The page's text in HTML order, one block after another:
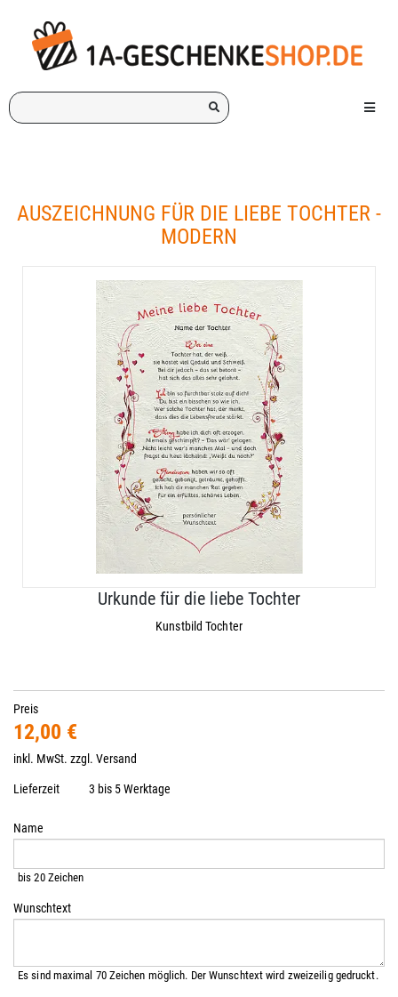
Ich
suche
Menü
AUSZEICHNUNG FÜR DIE LIEBE TOCHTER -
MODERN
Urkunde für die liebe Tochter
Kunstbild Tochter
Preis
12,00 €
inkl. MwSt. zzgl. Versand
Lieferzeit 3 bis 5 Werktage
Name
bis 20 Zeichen
Wunschtext
Es sind maximal 70 Zeichen möglich. Der Wunschtext wird zweizeilig gedruckt.